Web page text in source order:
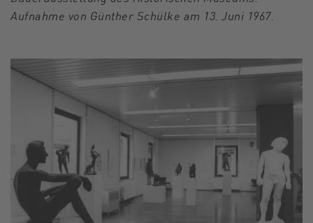
Aufnahme von Günther Schülke am 13. Juni 1967.